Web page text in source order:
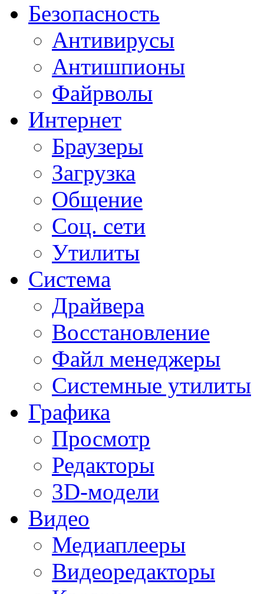
Безопасность
Антивирусы
Антишпионы
Файрволы
Интернет
Браузеры
Загрузка
Общение
Соц. сети
Утилиты
Система
Драйвера
Восстановление
Файл менеджеры
Системные утилиты
Графика
Просмотр
Редакторы
3D-модели
Видео
Медиаплееры
Видеоредакторы